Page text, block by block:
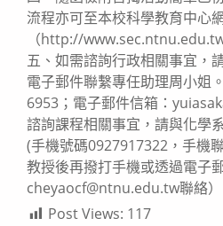
流程亦可至本校科學教育中心
（http://
五、如需諮詢行政相關事宜，
電子郵件聯繫專任助理周小姐
6953；電子郵件信箱：
諮詢課程相關事宜，請與化學
(手機號碼0927917322，手機
教授後再撥打手機或透過電子
cheyaocf@ntnu.edu.tw聯絡）
Post Views: 117